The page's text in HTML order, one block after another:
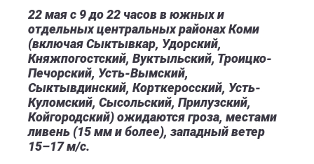
22 мая с 9 до 22 часов в южных и
отдельных центральных районах Коми
(включая Сыктывкар, Удорский,
Княжпогостский, Вуктыльский, Троицко-
Печорский, Усть-Вымский,
Сыктывдинский, Корткеросский, Усть-
Куломский, Сысольский, Прилузский,
Койгородский) ожидаются гроза, местами
ливень (15 мм и более), западный ветер
15–17 м/с.